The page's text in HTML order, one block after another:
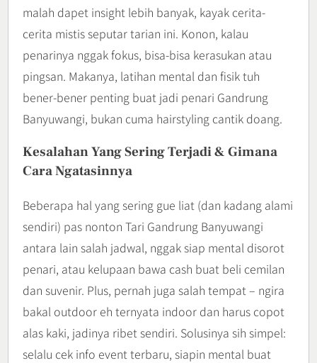
malah dapet insight lebih banyak, kayak cerita-
cerita mistis seputar tarian ini. Konon, kalau
penarinya nggak fokus, bisa-bisa kerasukan atau
pingsan. Makanya, latihan mental dan fisik tuh
bener-bener penting buat jadi penari Gandrung
Banyuwangi, bukan cuma hairstyling cantik doang.
Kesalahan Yang Sering Terjadi & Gimana
Cara Ngatasinnya
Beberapa hal yang sering gue liat (dan kadang alami
sendiri) pas nonton Tari Gandrung Banyuwangi
antara lain salah jadwal, nggak siap mental disorot
penari, atau kelupaan bawa cash buat beli cemilan
dan suvenir. Plus, pernah juga salah tempat – ngira
bakal outdoor eh ternyata indoor dan harus copot
alas kaki, jadinya ribet sendiri. Solusinya sih simpel:
selalu cek info event terbaru, siapin mental buat